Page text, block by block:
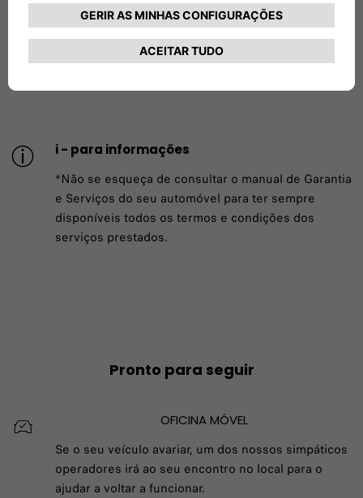
assegurando que são utilizadas peças Mopar genuínas,
proporcionando-lhe uma garantia de reparação de 5 anos
(dependendo dos mercados).
i - para informações
*Não se esqueça de consultar o manual de Garantia
e Serviços do seu automóvel para ter sempre
disponíveis todos os termos e condições dos
serviços prestados.
Pronto para seguir
OFICINA MÓVEL
Se o seu veículo avariar, um dos nossos simpáticos
operadores irá ao seu encontro no local para o
ajudar a voltar a funcionar.